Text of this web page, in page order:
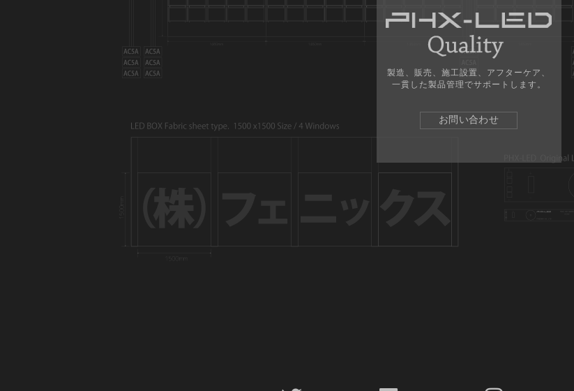
製造、販売、施工設置、アフターケア、
一貫した製品管理でサポートします。
お問い合わせ